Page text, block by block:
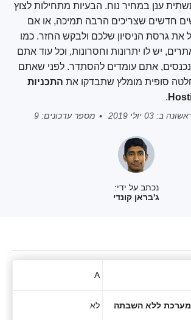
נכתב על ידי:
ג'בראן קונדי
ענן במחיר נוח. הבעיות מתחילות לצוץ
חדשים שצריכים הרבה תמיכה, או אם
את גרסת הניסיון שלכם ולבקש החזר. כמו
יש לו יתרונות וחסרונות, וכל עוד אתם
אתם עומדים להסתדר. לפני שאתם
סופית מומלץ שתבדקו את התכניות
.
ב: 03 יולי 2019 מספר עדכונים: 9
A
ללא השבתה לא